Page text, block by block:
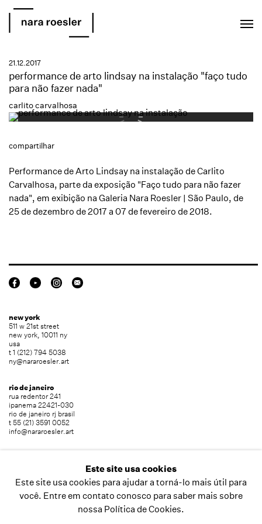
21.12.2017
performance de arto lindsay na instalação "faço tudo
para não fazer nada"
carlito carvalhosa
compartilhar
Performance de Arto Lindsay na instalação de Carlito
Carvalhosa, parte da exposição "Faço tudo para não fazer
nada", em exibição na Galeria Nara Roesler | São Paulo, de
25 de dezembro de 2017 a 07 de fevereiro de 2018.
new york
511 w 21st street
new york, 10011 ny
usa
t 1 (212) 794 5038
ny@nararoesler.art
rio de janeiro
rua redentor 241
ipanema 22421-030
rio de janeiro rj brasil
t 55 (21) 3591 0052
info@nararoesler.art
jardim europa 01449-001
são paulo sp brasil
t 55 (11) 2039 5454
info@nararoesler.art
Este site usa cookies
Este site usa cookies para ajudar a torná-lo mais útil para
você. Entre em contato conosco para saber mais sobre
nossa Política de Cookies.